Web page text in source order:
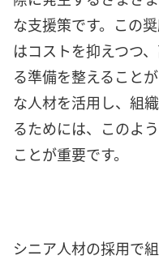
な支援策です。この
はコストを抑えつつ
る準備を整えること
な人材を活用し、組
るためには、このよ
ことが重要です。
シニア人材の採用で